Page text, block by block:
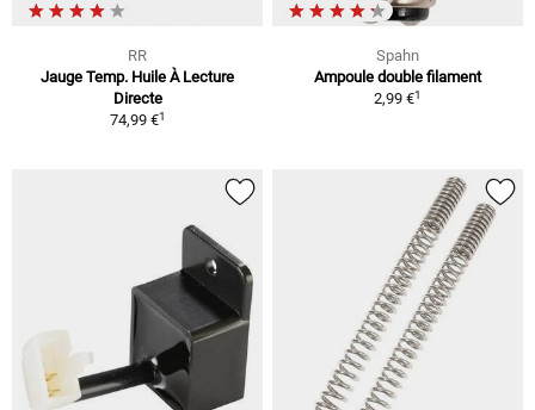
RR
Jauge Temp. Huile À Lecture
Directe
74,99 €1
Spahn
Ampoule double filament
2,99 €1